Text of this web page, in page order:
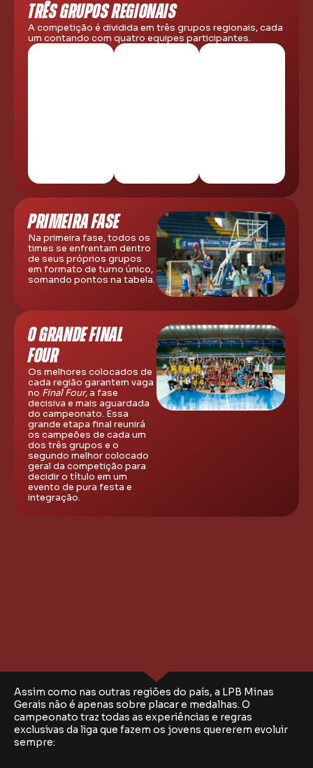
TRÊS GRUPOS REGIONAIS
A competição é dividida em três grupos regionais, cada
um contando com quatro equipes participantes.
PRIMEIRA FASE
Na primeira fase, todos os
times se enfrentam dentro
de seus próprios grupos
em formato de turno único,
somando pontos na tabela.
O GRANDE FINAL
FOUR
Os melhores colocados de
cada região garantem vaga
no Final Four, a fase
decisiva e mais aguardada
do campeonato. Essa
grande etapa final reunirá
os campeões de cada um
dos três grupos e o
segundo melhor colocado
geral da competição para
decidir o título em um
evento de pura festa e
integração.
Assim como nas outras regiões do país, a LPB Minas
Gerais não é apenas sobre placar e medalhas. O
campeonato traz todas as experiências e regras
exclusivas da liga que fazem os jovens quererem evoluir
sempre: